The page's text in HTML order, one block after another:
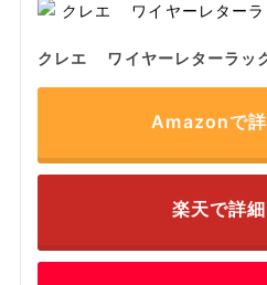
クレエ ワイヤーレターラ
Amazonで
楽天で詳